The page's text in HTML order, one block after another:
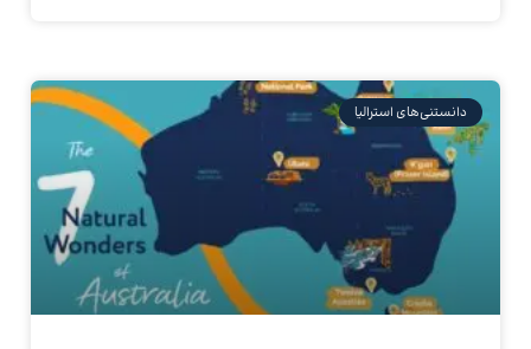
دانستنی‌های استرالیا